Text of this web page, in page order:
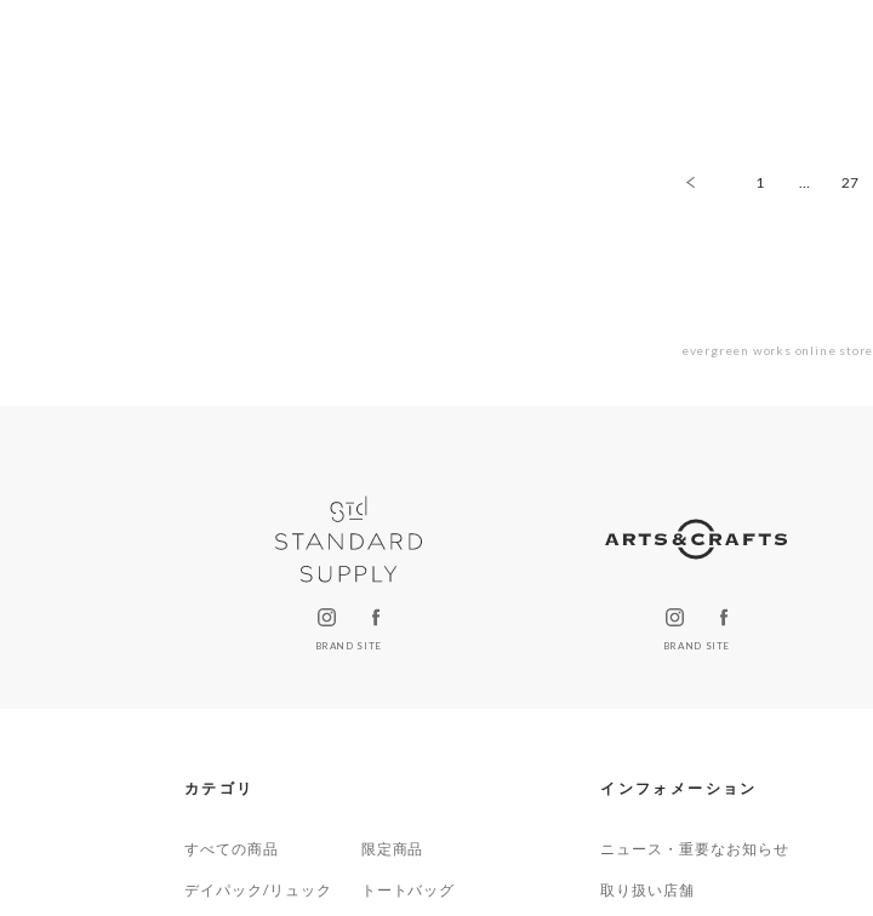
1 27
evergreen works online store
BRAND SITE BRAND SITE
カテゴリ
すべての商品 限定商品
デイパック/リュック トートバッグ
インフォメーション
ニュース・重要なお知らせ
取り扱い店舗